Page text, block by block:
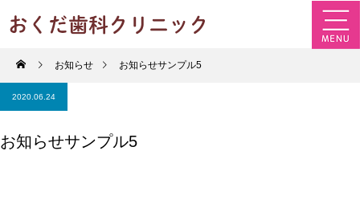
お知らせ お知らせサンプル5
2020.06.24
お知らせサンプル5